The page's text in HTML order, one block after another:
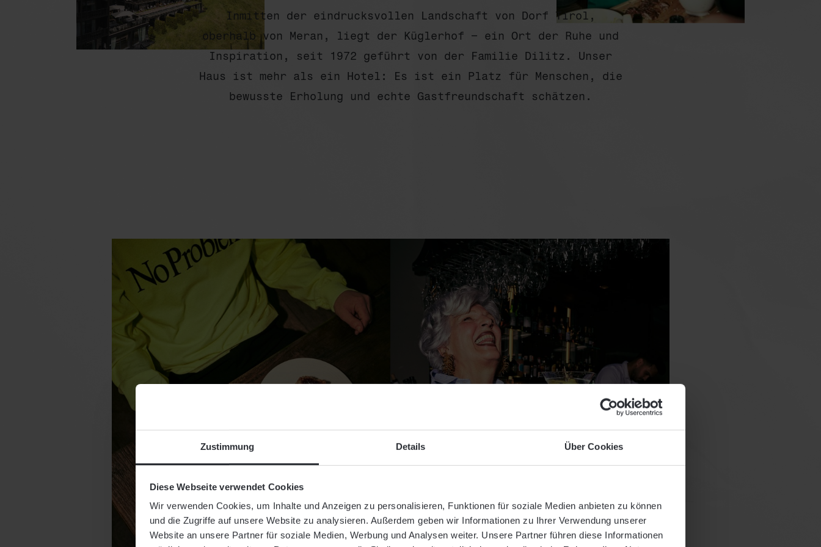
Zustimmung Details Über Cookies
Diese Webseite verwendet Cookies
Wir verwenden Cookies, um Inhalte und Anzeigen zu personalisieren, Funktionen für soziale Medien anbieten zu können
und die Zugriffe auf unsere Website zu analysieren. Außerdem geben wir Informationen zu Ihrer Verwendung unserer
Website an unsere Partner für soziale Medien, Werbung und Analysen weiter. Unsere Partner führen diese Informationen
ZIMMER & SUITEN
Inmitten der eindrucksvollen Landschaft von Dorf Tirol,
oberhalb von Meran, liegt der Küglerhof – ein Ort der Ruhe und
Inspiration, seit 1972 geführt von der Familie Dilitz. Unser
Haus ist mehr als ein Hotel: Es ist ein Platz für Menschen, die
bewusste Erholung und echte Gastfreundschaft schätzen.